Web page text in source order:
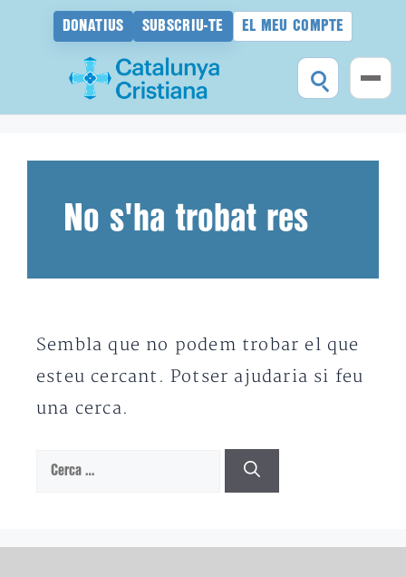
DONATIUS SUBSCRIU-TE EL MEU COMPTE
No s'ha trobat res
Sembla que no podem trobar el que
esteu cercant. Potser ajudaria si feu
una cerca.
Cerca: